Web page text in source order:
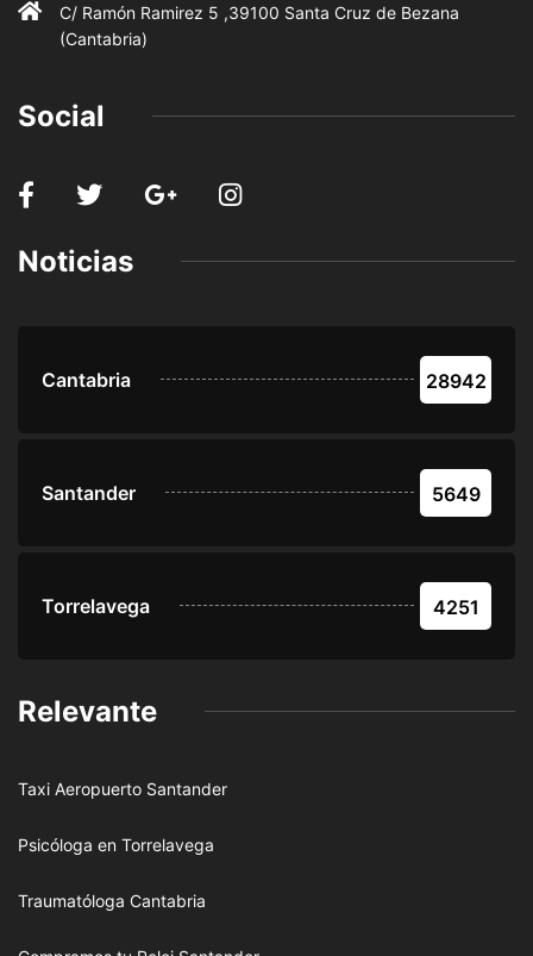
C/ Ramón Ramirez 5 ,39100 Santa Cruz de Bezana
(Cantabria)
Social
Noticias
Cantabria 28942
Santander 5649
Torrelavega 4251
Relevante
Taxi Aeropuerto Santander
Psicóloga en Torrelavega
Traumatóloga Cantabria